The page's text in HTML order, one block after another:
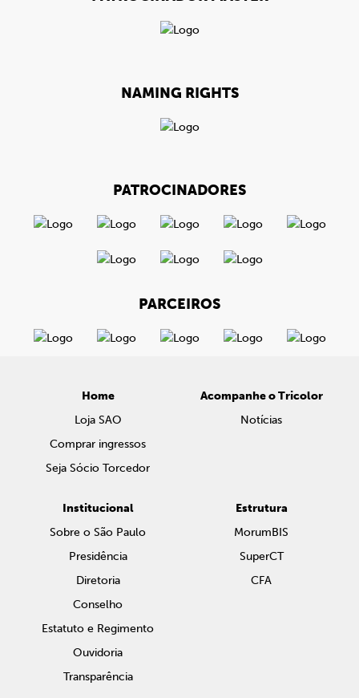
NAMING RIGHTS
PATROCINADORES
PARCEIROS
Home
Loja SAO
Comprar ingressos
Seja Sócio Torcedor
Acompanhe o Tricolor
Notícias
Institucional
Sobre o São Paulo
Presidência
Diretoria
Conselho
Estatuto e Regimento
Ouvidoria
Transparência
Estrutura
MorumBIS
SuperCT
CFA